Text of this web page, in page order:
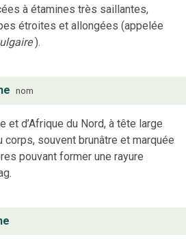
à étamines très saillantes,
étroites et allongées (appelée
).
nom
et d’Afrique du Nord, à tête large
souvent brunâtre et marquée
pouvant former une rayure